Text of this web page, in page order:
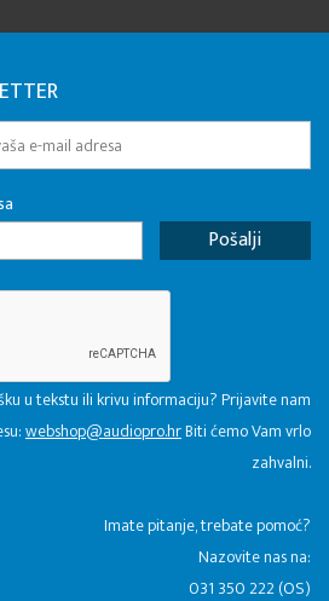
u tekstu ili krivu informaciju? Prijavite nam
webshop@audiopro.hrBiti ćemo Vam vrlo
zahvalni.
​Imate pitanje, trebate pomoć?
Nazovite nas na:
031 350 222 (OS)